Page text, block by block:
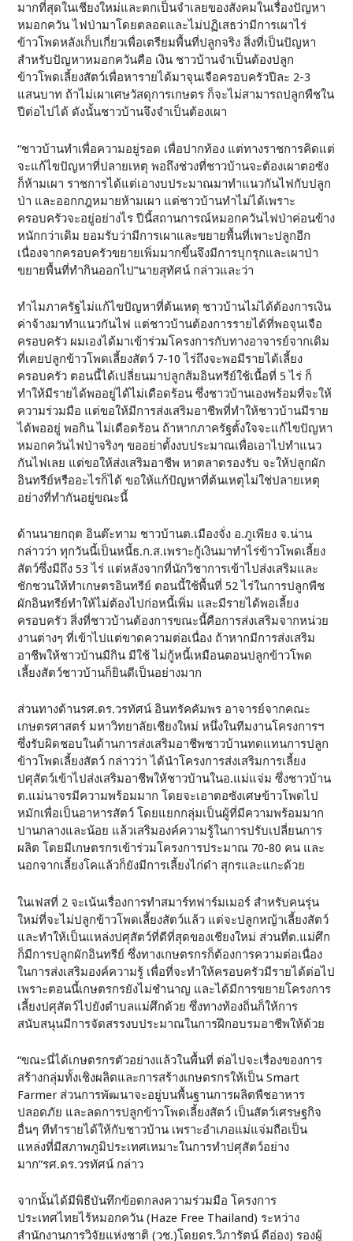
มากที่สุดในเชียงใหม่และตกเป็นจำเลยของสังคมในเรื่องปัญหา
หมอกควัน ไฟป่ามาโดยตลอดและไม่ปฏิเสธว่ามีการเผาไร่
ข้าวโพดหลังเก็บเกี่ยวเพื่อเตรียมพื้นที่ปลูกจริง สิ่งที่เป็นปัญหา
สำหรับปัญหาหมอกควันคือ เงิน ชาวบ้านจำเป็นต้องปลูก
ข้าวโพดเลี้ยงสัตว์เพื่อหารายได้มาจุนเจือครอบครัวปีละ 2-3
แสนบาท ถ้าไม่เผาเศษวัสดุการเกษตร ก็จะไม่สามารถปลูกพืชใน
ปีต่อไปได้ ดังนั้นชาวบ้านจึงจำเป็นต้องเผา
“ชาวบ้านทำเพื่อความอยู่รอด เพื่อปากท้อง แต่ทางราชการคิดแต่
จะแก้ไขปัญหาที่ปลายเหตุ พอถึงช่วงที่ชาวบ้านจะต้องเผาตอซัง
ก็ห้ามเผา ราชการได้แต่เอางบประมาณมาทำแนวกันไฟกับปลูก
ป่า และออกกฎหมายห้ามเผา แต่ชาวบ้านทำไม่ได้เพราะ
ครอบครัวจะอยู่อย่างไร ปีนี้สถานการณ์หมอกควันไฟป่าค่อนข้าง
หนักกว่าเดิม ยอมรับว่ามีการเผาและขยายพื้นที่เพาะปลูกอีก
เนื่องจากครอบครัวขยายเพิ่มมากขึ้นจึงมีการบุกรุกและเผาป่า
ขยายพื้นที่ทำกินออกไป”นายสุทัศน์ กล่าวและว่า
ทำไมภาครัฐไม่แก้ไขปัญหาที่ต้นเหตุ ชาวบ้านไม่ได้ต้องการเงิน
ค่าจ้างมาทำแนวกันไฟ แต่ชาวบ้านต้องการรายได้ที่พอจุนเจือ
ครอบครัว ผมเองได้มาเข้าร่วมโครงการกับทางอาจารย์จากเดิม
ที่เคยปลูกข้าวโพดเลี้ยงสัตว์ 7-10 ไร่ถึงจะพอมีรายได้เลี้ยง
ครอบครัว ตอนนี้ได้เปลี่ยนมาปลูกส้มอินทรีย์ใช้เนื้อที่ 5 ไร่ ก็
ทำให้มีรายได้พออยู่ได้ไม่เดือดร้อน ซึ่งชาวบ้านเองพร้อมที่จะให้
ความร่วมมือ แต่ขอให้มีการส่งเสริมอาชีพที่ทำให้ชาวบ้านมีราย
ได้พออยู่ พอกิน ไม่เดือดร้อน ถ้าหากภาครัฐตั้งใจจะแก้ไขปัญหา
หมอกควันไฟป่าจริงๆ ขออย่าตั้งงบประมาณเพื่อเอาไปทำแนว
กันไฟเลย แต่ขอให้ส่งเสริมอาชีพ หาตลาดรองรับ จะให้ปลูกผัก
อินทรีย์หรืออะไรก็ได้ ขอให้แก้ปัญหาที่ต้นเหตุไม่ใช่ปลายเหตุ
อย่างที่ทำกันอยู่ขณะนี้
ด้านนายกฤต อินต๊ะทาม ชาวบ้านต.เมืองจั่ง อ.ภูเพียง จ.น่าน
กล่าวว่า ทุกวันนี้เป็นหนี้ธ.ก.ส.เพราะกู้เงินมาทำไร่ข้าวโพดเลี้ยง
สัตว์ซึ่งมีถึง 53 ไร่ แต่หลังจากที่นักวิชาการเข้าไปส่งเสริมและ
ชักชวนให้ทำเกษตรอินทรีย์ ตอนนี้ใช้พื้นที่ 52 ไร่ในการปลูกพืช
ผักอินทรีย์ทำให้ไม่ต้องไปก่อหนี้เพิ่ม และมีรายได้พอเลี้ยง
ครอบครัว สิ่งที่ชาวบ้านต้องการขณะนี้คือการส่งเสริมจากหน่วย
งานต่างๆ ที่เข้าไปแต่ขาดความต่อเนื่อง ถ้าหากมีการส่งเสริม
อาชีพให้ชาวบ้านมีกิน มีใช้ ไม่กู้หนี้เหมือนตอนปลูกข้าวโพด
เลี้ยงสัตว์ชาวบ้านก็ยินดีเป็นอย่างมาก
ส่วนทางด้านรศ.ดร.วรทัศน์ อินทรัคคัมพร อาจารย์จากคณะ
เกษตรศาสตร์ มหาวิทยาลัยเชียงใหม่ หนึ่งในทีมงานโครงการฯ
ซึ่งรับผิดชอบในด้านการส่งเสริมอาชีพชาวบ้านทดแทนการปลูก
ข้าวโพดเลี้ยงสัตว์ กล่าวว่า ได้นำโครงการส่งเสริมการเลี้ยง
ปศุสัตว์เข้าไปส่งเสริมอาชีพให้ชาวบ้านในอ.แม่แจ่ม ซึ่งชาวบ้าน
ต.แม่นาจรมีความพร้อมมาก โดยจะเอาตอซังเศษข้าวโพดไป
หมักเพื่อเป็นอาหารสัตว์ โดยแยกกลุ่มเป็นผู้ที่มีความพร้อมมาก
ปานกลางและน้อย แล้วเสริมองค์ความรู้ในการปรับเปลี่ยนการ
ผลิต โดยมีเกษตรกรเข้าร่วมโครงการประมาณ 70-80 คน และ
นอกจากเลี้ยงโคแล้วก็ยังมีการเลี้ยงไก่ดำ สุกรและแกะด้วย
ในเฟสที่ 2 จะเน้นเรื่องการทำสมาร์ทฟาร์มเมอร์ สำหรับคนรุ่น
ใหม่ที่จะไม่ปลูกข้าวโพดเลี้ยงสัตว์แล้ว แต่จะปลูกหญ้าเลี้ยงสัตว์
และทำให้เป็นแหล่งปศุสัตว์ที่ดีที่สุดของเชียงใหม่ ส่วนที่ต.แม่ศึก
ก็มีการปลูกผักอินทรีย์ ซึ่งทางเกษตรกรก็ต้องการความต่อเนื่อง
ในการส่งเสริมองค์ความรู้ เพื่อที่จะทำให้ครอบครัวมีรายได้ต่อไป
เพราะตอนนี้เกษตรกรยังไม่ชำนาญ และได้มีการขยายโครงการ
เลี้ยงปศุสัตว์ไปยังตำบลแม่ศึกด้วย ซึ่งทางท้องถิ่นก็ให้การ
สนับสนุนมีการจัดสรรงบประมาณในการฝึกอบรมอาชีพให้ด้วย
“ขณะนี่ได้เกษตรกรตัวอย่างแล้วในพื้นที่ ต่อไปจะเรื่องของการ
สร้างกลุ่มทั้งเชิงผลิตและการสร้างเกษตรกรให้เป็น Smart
Farmer ส่วนการพัฒนาจะอยู่บนพื้นฐานการผลิตพืชอาหาร
ปลอดภัย และลดการปลูกข้าวโพดเลี้ยงสัตว์ เป็นสัตว์เศรษฐกิจ
อื่นๆ ทีทำรายได้ให้กับชาวบ้าน เพราะอำเภอแม่แจ่มถือเป็น
แหล่งที่มีสภาพภูมิประเทศเหมาะในการทำปศุสัตว์อย่าง
มาก”รศ.ดร.วรทัศน์ กล่าว
จากนั้นได้มีพิธีบันทึกข้อตกลงความร่วมมือ โครงการ
ประเทศไทยไร้หมอกควัน (Haze Free Thailand) ระหว่าง
สำนักงานการวิจัยแห่งชาติ (วช.)โดยดร.วิภารัตน์ ดีอ่อง) รองผู้